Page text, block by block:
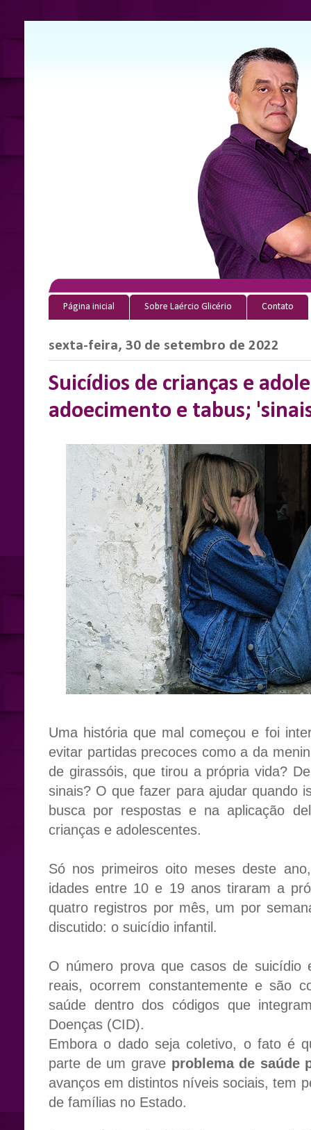
Página inicial Sobre Laércio Glicério Contato
sexta-feira, 30 de setembro de 2022
Suicídios de crianças e
adoecimento e tabus;
Uma história que mal começou e foi
evitar partidas precoces como a da
de girassóis, que tirou a própria vida?
sinais? O que fazer para ajudar quando
busca por respostas e na aplicação
crianças e adolescentes.
Só nos primeiros oito meses deste
idades entre 10 e 19 anos tiraram a
quatro registros por mês, um por
discutido: o suicídio infantil.
O número prova que casos de suicídio
reais, ocorrem constantemente e são
saúde dentro dos códigos que
Doenças (CID).
Embora o dado seja coletivo, o fato é
parte de um grave problema de saúde
avanços em distintos níveis sociais, tem
de famílias no Estado.